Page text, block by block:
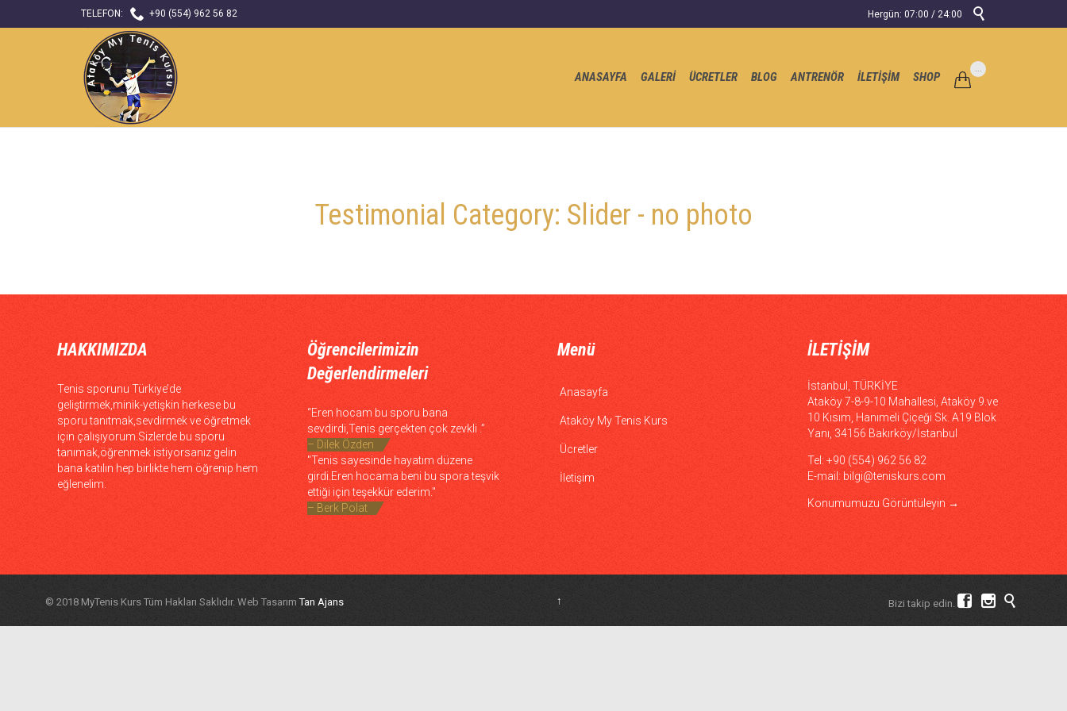
TELEFON:  +90 (554) 962 56 82 Hergün: 07:00 / 24:00 
to
ANASAYFA GALERİ ÜCRETLER BLOG ANTRENÖR İLETİŞİM SHOP 
Testimonial Category: Slider - no photo
HAKKIMIZDA
Tenis sporunu Türkiye’de
geliştirmek,minik-yetişkin herkese bu
sporu tanıtmak,sevdirmek ve öğretmek
için çalışıyorum.Sizlerde bu sporu
tanımak,öğrenmek istiyorsanız gelin
bana katılın hep birlikte hem öğrenip hem
eğlenelim.
Öğrencilerimizin
Değerlendirmeleri
“Eren hocam bu sporu bana
sevdirdi,Tenis gerçekten çok zevkli .”
– Dilek Özden
"Tenis sayesinde hayatım düzene
girdi.Eren hocama beni bu spora teşvik
ettiği için teşekkür ederim."
– Berk Polat
Menü
Anasayfa
Ataköy My Tenis Kurs
Ücretler
İletişim
İLETİŞİM
İstanbul, TÜRKİYE
Ataköy 7-8-9-10 Mahallesi, Ataköy 9.ve
10 Kısım, Hanımeli Çiçeği Sk. A19 Blok
Yanı, 34156 Bakırköy/İstanbul
Tel: +90 (554) 962 56 82
E-mail: bilgi@teniskurs.com
Konumumuzu Görüntüleyin →
© 2018 MyTenis Kurs Tüm Hakları Saklıdır. Web Tasarım Tan Ajans ↑ Bizi takip edin.   